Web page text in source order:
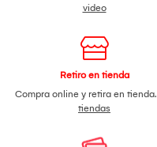
video
Retiro en tienda
Compra online y retira en tienda.
tiendas